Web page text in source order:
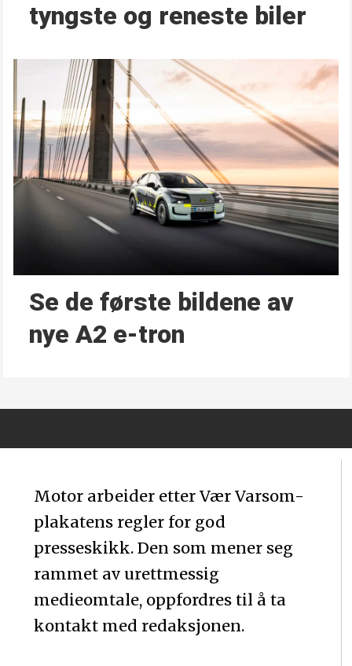
tyngste og reneste biler
Se de første bildene av
nye A2 e-tron
Motor arbeider etter Vær Varsom-
plakatens regler for god
presseskikk. Den som mener seg
rammet av urettmessig
medieomtale, oppfordres til å ta
kontakt med redaksjonen.